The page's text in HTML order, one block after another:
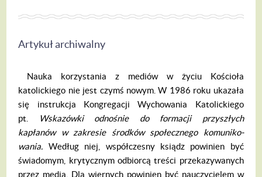
Artykuł archiwalny
Nauka korzystania z mediów w życiu Ko­ścioła
katolickiego nie jest czymś nowym. W 1986 roku ukazała
się instrukcja Kongrega­cji Wychowania Katolickiego
pt.
Wskazówki odnośnie do formacji przyszłych
kapłanów w zakresie środków społecznego komuniko­
wania. Według niej, współczesny ksiądz powi­nien być
świadomym, krytycznym odbiorcą treści przekazywanych
przez media. Dla wier­nych powinien być nauczycielem w